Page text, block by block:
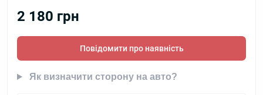
2 180 грн
Повідомити про наявність
Як визначити сторону на авто?